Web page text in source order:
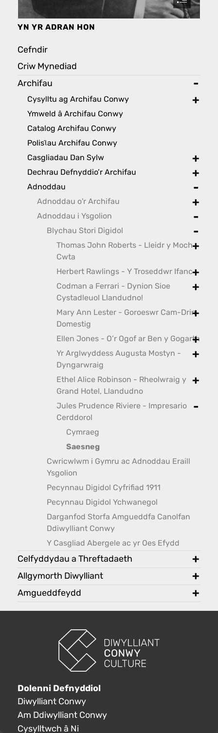
YN YR ADRAN HON
Cefndir
Criw Mynediad
toggle
Archifau
Cysylltu ag Archifau Conwy
Ymweld â Archifau Conwy
Catalog Archifau Conwy
Polisϊau Archifau Conwy
toggle
Casgliadau Dan Sylw
Dechrau Defnyddio’r Archifau
toggle
Adnoddau
Adnoddau o'r Archifau
Adnoddau i Ysgolion
toggle
Blychau Stori Digidol
Thomas John Roberts - Lleidr y Moch
Cwta
toggle
Herbert Rawlings - Y Troseddwr Ifanc
Codman a Ferrari - Dynion Sioe
Cystadleuol Llandudno!
Mary Ann Lester - Goroeswr Cam-Drin
Domestig
toggle
Ellen Jones - O’r Ogof ar Ben y Gogarth
Yr Arglwyddess Augusta Mostyn -
Dyngarwraig
Ethel Alice Robinson - Rheolwraig y
Grand Hotel, Llandudno
Jules Prudence Riviere - Impresario
Cerddorol
Cymraeg
Saesneg
Cwricwlwm i Gymru ac Adnoddau Eraill
Ysgolion
Pecynnau Digidol Cyfrifiad 1911
Pecynnau Digidol Ychwanegol
Darganfod Storfa Amgueddfa Canolfan
Ddiwylliant Conwy
Y Casgliad Abergele ac yr Oes Efydd
toggle
Celfyddydau a Threftadaeth
toggle
Allgymorth Diwylliant
toggle
Amgueddfeydd
Dolenni Defnyddiol
Diwylliant Conwy
Am Ddiwylliant Conwy
Cysylltwch â Ni